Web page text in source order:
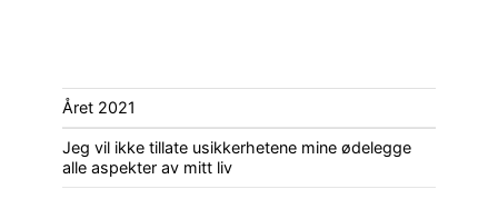
Året 2021
Jeg vil ikke tillate usikkerhetene mine ødelegge
alle aspekter av mitt liv